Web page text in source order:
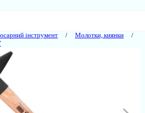
інструмент
Молотки, киянки